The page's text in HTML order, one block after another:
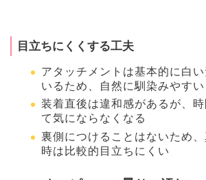
目立ちにくくする工夫
アタッチメントは基本的に白
いるため、自然に馴染みやすい
装着直後は違和感があるが、
て気にならなくなる
裏側につけることはないため
時は比較的目立ちにくい